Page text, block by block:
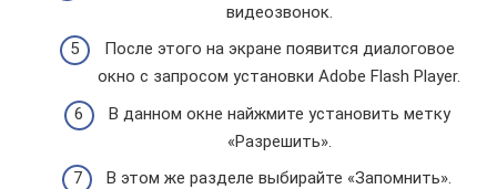
видеозвонок.
После этого на экране появится диалоговое
окно с запросом установки Adobe Flash Player.
В данном окне найжмите установить метку
«Разрешить».
В этом же разделе выбирайте «Запомнить».